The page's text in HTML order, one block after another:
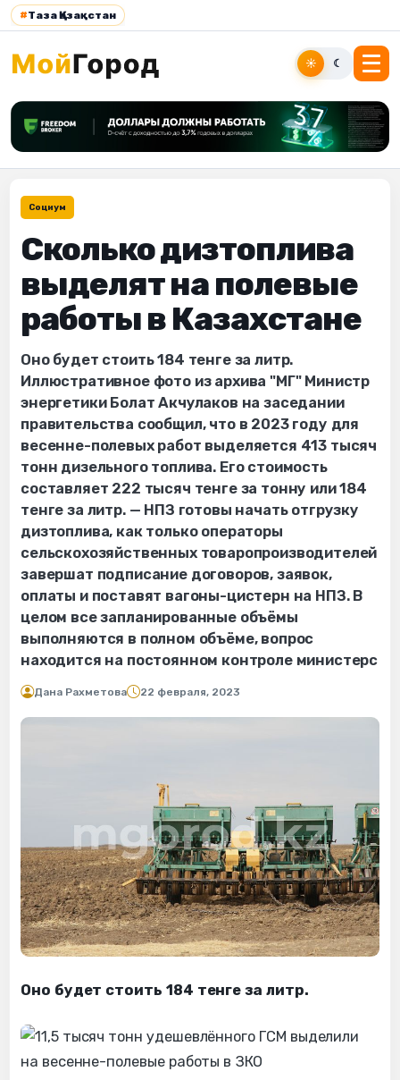
#Таза Қазақстан
☀ ☾
Социум
Сколько дизтоплива
выделят на полевые
работы в Казахстане
Оно будет стоить 184 тенге за литр.
Иллюстративное фото из архива "МГ" Министр
энергетики Болат Акчулаков на заседании
правительства сообщил, что в 2023 году для
весенне-полевых работ выделяется 413 тысяч
тонн дизельного топлива. Его стоимость
составляет 222 тысяч тенге за тонну или 184
тенге за литр. — НПЗ готовы начать отгрузку
дизтоплива, как только операторы
сельскохозяйственных товаропроизводителей
завершат подписание договоров, заявок,
оплаты и поставят вагоны-цистерн на НПЗ. В
целом все запланированные объёмы
выполняются в полном объёме, вопрос
находится на постоянном контроле министерс
Дана Рахметова 22 февраля, 2023
Оно будет стоить 184 тенге за литр.